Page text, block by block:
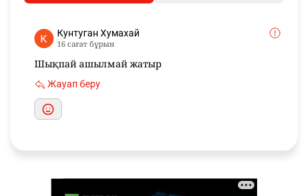
Кунтуган Хумахай
16 сағат бұрын
Шықпай ашылмай жатыр
Жауап беру